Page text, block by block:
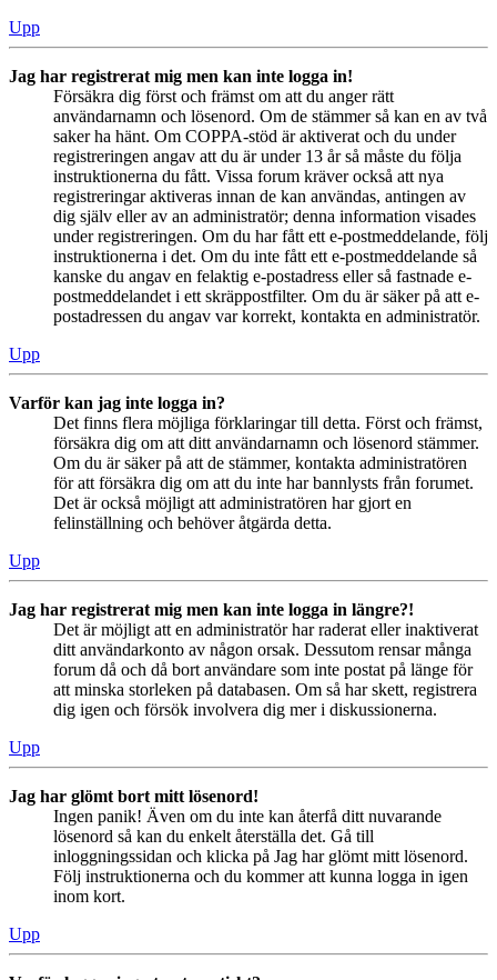
Upp
Jag har registrerat mig men kan inte logga in!
Försäkra dig först och främst om att du anger rätt
användarnamn och lösenord. Om de stämmer så kan en av två
saker ha hänt. Om COPPA-stöd är aktiverat och du under
registreringen angav att du är under 13 år så måste du följa
instruktionerna du fått. Vissa forum kräver också att nya
registreringar aktiveras innan de kan användas, antingen av
dig själv eller av an administratör; denna information visades
under registreringen. Om du har fått ett e-postmeddelande, följ
instruktionerna i det. Om du inte fått ett e-postmeddelande så
kanske du angav en felaktig e-postadress eller så fastnade e-
postmeddelandet i ett skräppostfilter. Om du är säker på att e-
postadressen du angav var korrekt, kontakta en administratör.
Upp
Varför kan jag inte logga in?
Det finns flera möjliga förklaringar till detta. Först och främst,
försäkra dig om att ditt användarnamn och lösenord stämmer.
Om du är säker på att de stämmer, kontakta administratören
för att försäkra dig om att du inte har bannlysts från forumet.
Det är också möjligt att administratören har gjort en
felinställning och behöver åtgärda detta.
Upp
Jag har registrerat mig men kan inte logga in längre?!
Det är möjligt att en administratör har raderat eller inaktiverat
ditt användarkonto av någon orsak. Dessutom rensar många
forum då och då bort användare som inte postat på länge för
att minska storleken på databasen. Om så har skett, registrera
dig igen och försök involvera dig mer i diskussionerna.
Upp
Jag har glömt bort mitt lösenord!
Ingen panik! Även om du inte kan återfå ditt nuvarande
lösenord så kan du enkelt återställa det. Gå till
inloggningssidan och klicka på Jag har glömt mitt lösenord.
Följ instruktionerna och du kommer att kunna logga in igen
inom kort.
Upp